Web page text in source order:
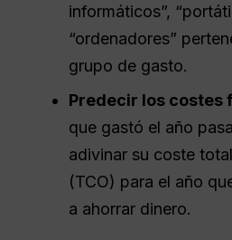
informáticos”,
“ordenadores”
grupo de gasto.
Predecir los costes
que gastó el año
adivinar su coste
(TCO) para el año
a ahorrar dinero.